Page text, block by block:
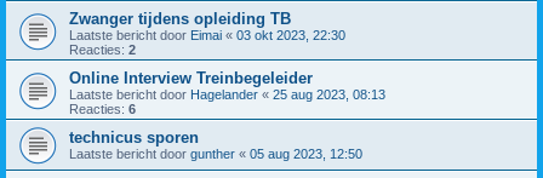
Zwanger tijdens opleiding TB
Laatste bericht door Eimai « 03 okt 2023, 22:30
Reacties: 2
Online Interview Treinbegeleider
Laatste bericht door Hagelander « 25 aug 2023, 08:13
Reacties: 6
technicus sporen
Laatste bericht door gunther « 05 aug 2023, 12:50